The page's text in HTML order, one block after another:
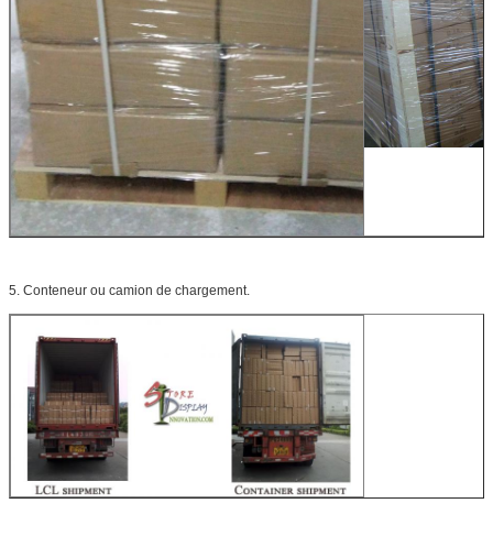
5. Conteneur ou camion de chargement.